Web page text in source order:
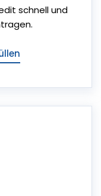
schnell und